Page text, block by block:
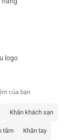
logo
của bạn
Khăn khách sạn
tắm Khăn tay